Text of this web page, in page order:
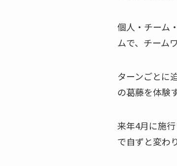
個人・チーム
ムで、チーム
ターンごとに
の葛藤を体験
来年4月に施
で自ずと変わ